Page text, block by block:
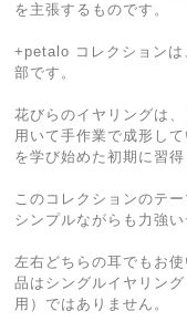
を主張するものです。
+petalo コレクション
部です。
花びらのイヤリングは
用いて手作業で成形し
を学び始めた初期に習得
このコレクションのテ
シンプルながらも力強
左右どちらの耳でもお
品はシングルイヤリン
用）ではありません。